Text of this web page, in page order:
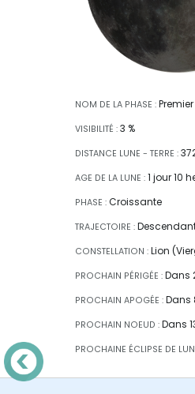
NOM DE LA PHASE :
VISIBILITÉ : 3 %
DISTANCE LUNE - TERRE :
AGE DE LA LUNE : 1 jour 10
PHASE : Croissante
TRAJECTOIRE :
CONSTELLATION : Lion
PROCHAIN PÉRIGÉE : Dans
PROCHAIN APOGÉE : Dans
PROCHAIN NOEUD : Dans
PROCHAINE ÉCLIPSE DE